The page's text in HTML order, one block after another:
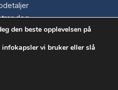
deg
passord
den beste opplevelsen på
vi bruker eller slå